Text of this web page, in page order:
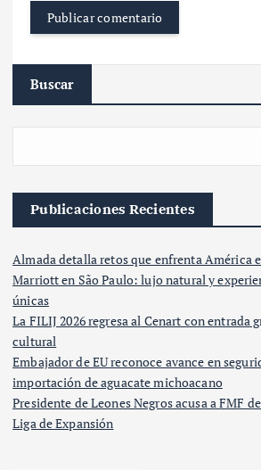
Buscar
Publicaciones Recientes
Almada detalla retos que enfrenta América
Marriott en São Paulo: lujo natural y
únicas
La FILIJ 2026 regresa al Cenart con entrada
cultural
Embajador de EU reconoce avance en
importación de aguacate michoacano
Presidente de Leones Negros acusa a FMF
Liga de Expansión